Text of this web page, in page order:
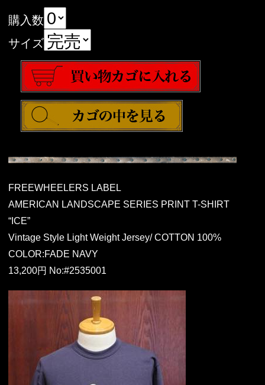
購入数
サイズ
FREEWHEELERS LABEL
AMERICAN LANDSCAPE SERIES PRINT T-SHIRT
“ICE”
Vintage Style Light Weight Jersey/ COTTON 100%
COLOR:FADE NAVY
13,200円 No:#2535001